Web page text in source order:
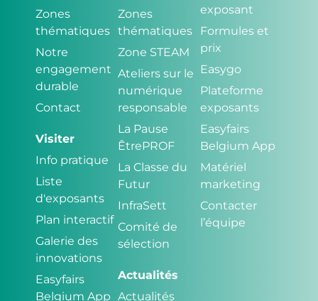
Zones
thématiques
Notre
engagement
durable
Contact
Visiter
Info pratique
Liste
d'exposants
Plan interactif
Galerie des
innovations
Easyfairs
Belgium App
Zones
thématiques
Zone STEAM
Ateliers sur le
numérique
responsable
La Pause
ÊtrePROF
La Classe du
Futur
InfraSett
Comité de
sélection
Actualités
Actualités
exposant
Formules et
prix
Easygo
Plateforme
exposants
Easyfairs
Belgium App
Matériel
marketing
Contacter
l’équipe